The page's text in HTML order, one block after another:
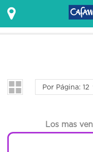
Por Página: 12
Los mas